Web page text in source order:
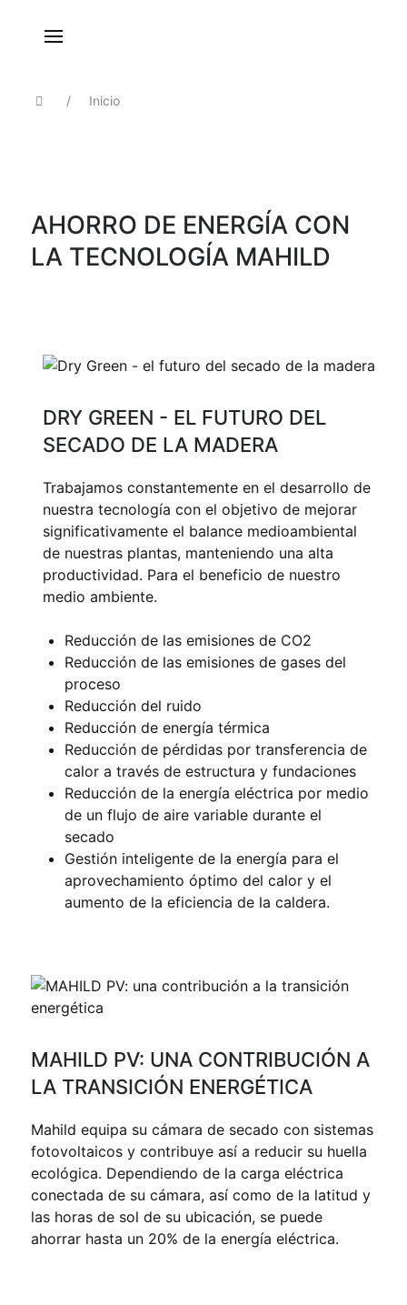
Inicio
AHORRO DE ENERGÍA CON
LA TECNOLOGÍA MAHILD
DRY GREEN - EL FUTURO DEL
SECADO DE LA MADERA
Trabajamos constantemente en el desarrollo de
nuestra tecnología con el objetivo de mejorar
significativamente el balance medioambiental
de nuestras plantas, manteniendo una alta
productividad. Para el beneficio de nuestro
medio ambiente.
Reducción de las emisiones de CO2
Reducción de las emisiones de gases del
proceso
Reducción del ruido
Reducción de energía térmica
Reducción de pérdidas por transferencia de
calor a través de estructura y fundaciones
Reducción de la energía eléctrica por medio
de un flujo de aire variable durante el
secado
Gestión inteligente de la energía para el
aprovechamiento óptimo del calor y el
aumento de la eficiencia de la caldera.
MAHILD PV: UNA CONTRIBUCIÓN A
LA TRANSICIÓN ENERGÉTICA
Mahild equipa su cámara de secado con sistemas
fotovoltaicos y contribuye así a reducir su huella
ecológica. Dependiendo de la carga eléctrica
conectada de su cámara, así como de la latitud y
las horas de sol de su ubicación, se puede
ahorrar hasta un 20% de la energía eléctrica.